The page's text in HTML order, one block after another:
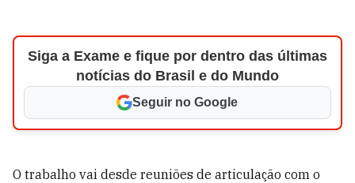
Siga a Exame e fique por dentro das últimas
notícias do Brasil e do Mundo
Seguir no Google
O trabalho vai desde reuniões de articulação com o